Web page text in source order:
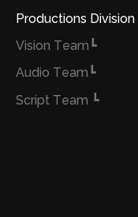
Productions Division
┗Vision Team
┗Audio Team
┗ Script Team